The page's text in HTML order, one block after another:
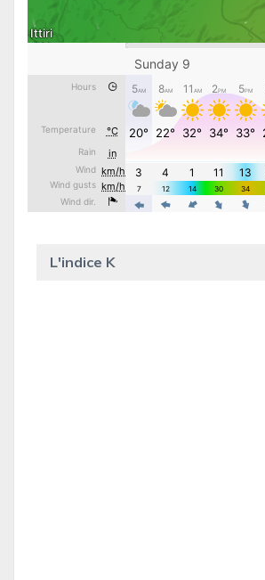
L'indice K